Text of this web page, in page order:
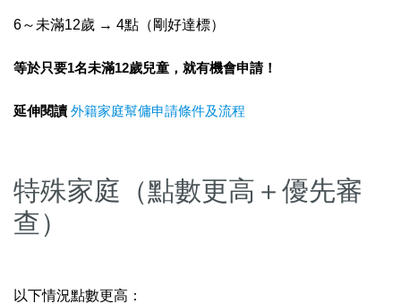
6～未滿12歲 → 4點（剛好達標）
等於只要1名未滿12歲兒童，就有機會申請！
延伸閱讀 外籍家庭幫傭申請條件及流程
特殊家庭（點數更高＋優先審
查）
以下情況點數更高：